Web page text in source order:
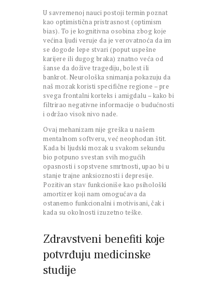
U savremenoj nauci postoji termin poznat
kao optimistična pristrasnost (optimism
bias). To je kognitivna osobina zbog koje
većina ljudi veruje da je verovatnoća da im
se dogode lepe stvari (poput uspešne
karijere ili dugog braka) znatno veća od
šanse da dožive tragediju, bolest ili
bankrot. Neurološka snimanja pokazuju da
naš mozak koristi specifične regione – pre
svega frontalni korteks i amigdalu – kako bi
filtrirao negativne informacije o budućnosti
i održao visok nivo nade.
Ovaj mehanizam nije greška u našem
mentalnom softveru, već neophodan štit.
Kada bi ljudski mozak u svakom sekundu
bio potpuno svestan svih mogućih
opasnosti i sopstvene smrtnosti, upao bi u
stanje trajne anksioznosti i depresije.
Pozitivan stav funkcioniše kao psihološki
amortizer koji nam omogućava da
ostanemo funkcionalni i motivisani, čak i
kada su okolnosti izuzetno teške.
Zdravstveni benefiti koje
potvrđuju medicinske
studije